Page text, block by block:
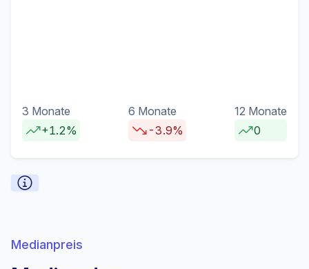
3 Monate
+1.2%
6 Monate
-3.9%
12 Monate
0
Medianpreis